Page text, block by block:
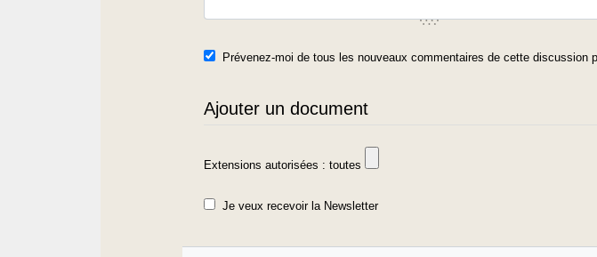
Prévenez-moi de tous les nouveaux commentaires de cette discussion
Ajouter un document
Extensions autorisées : toutes
Je veux recevoir la Newsletter